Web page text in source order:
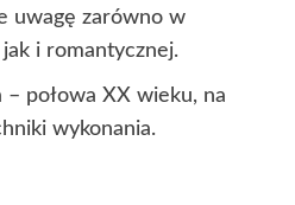
uwagę zarówno w
i romantycznej.
połowa XX wieku, na
wykonania.